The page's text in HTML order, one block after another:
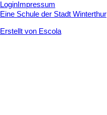
Login Impressum
Eine Schule der Stadt Winterthur
Erstellt von Escola